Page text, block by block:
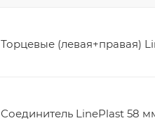
Торцевые (левая+правая)
Соединитель LinePlast 58